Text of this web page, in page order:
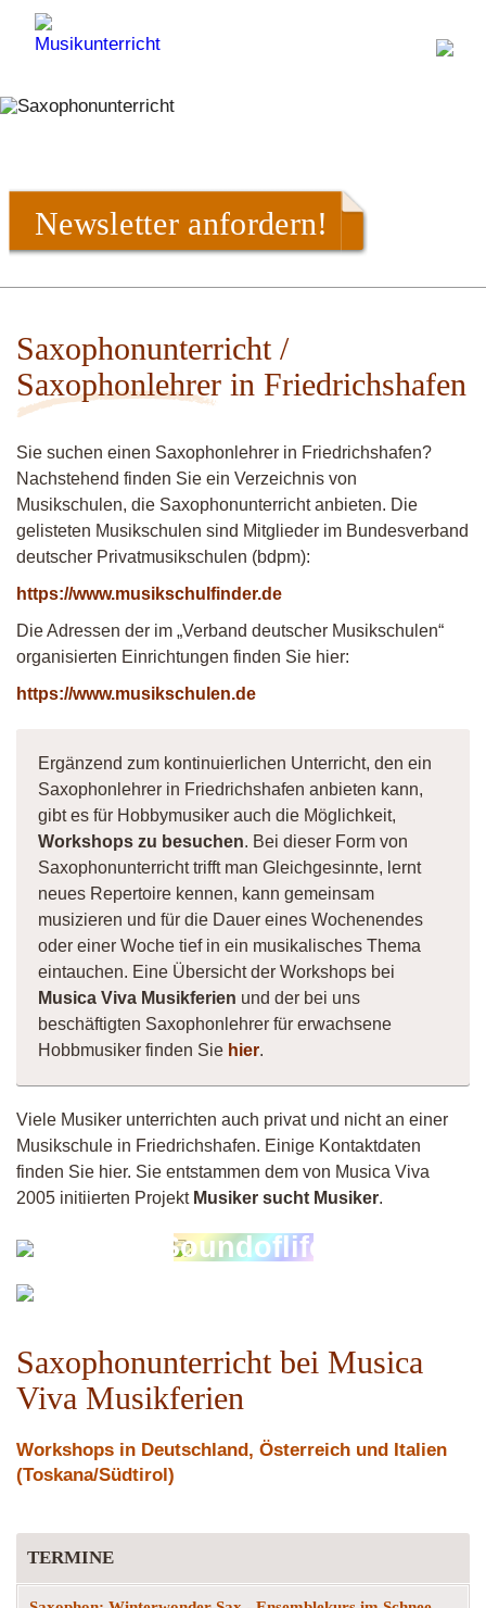
Newsletter anfordern!
Saxophonunterricht /
Saxophonlehrer in Friedrichshafen
Sie suchen einen Saxophonlehrer in Friedrichshafen?
Nachstehend finden Sie ein Verzeichnis von
Musikschulen, die Saxophonunterricht anbieten. Die
gelisteten Musikschulen sind Mitglieder im Bundesverband
deutscher Privatmusikschulen (bdpm):
https://www.musikschulfinder.de
Die Adressen der im „Verband deutscher Musikschulen“
organisierten Einrichtungen finden Sie hier:
https://www.musikschulen.de
Ergänzend zum kontinuierlichen Unterricht, den ein
Saxophonlehrer in Friedrichshafen anbieten kann,
gibt es für Hobbymusiker auch die Möglichkeit,
Workshops zu besuchen. Bei dieser Form von
Saxophonunterricht trifft man Gleichgesinnte, lernt
neues Repertoire kennen, kann gemeinsam
musizieren und für die Dauer eines Wochenendes
oder einer Woche tief in ein musikalisches Thema
eintauchen. Eine Übersicht der Workshops bei
Musica Viva Musikferien und der bei uns
beschäftigten Saxophonlehrer für erwachsene
Hobbmusiker finden Sie hier.
Viele Musiker unterrichten auch privat und nicht an einer
Musikschule in Friedrichshafen. Einige Kontaktdaten
finden Sie hier. Sie entstammen dem von Musica Viva
2005 initiierten Projekt Musiker sucht Musiker.
Soundoflife
Saxophonunterricht bei Musica
Viva Musikferien
Workshops in Deutschland, Österreich und Italien
(Toskana/Südtirol)
TERMINE